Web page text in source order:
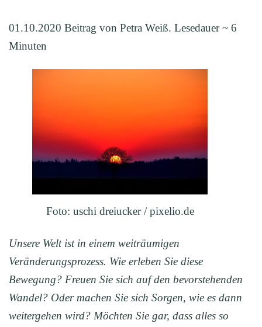
01.10.2020 Beitrag von Petra Weiß. Lesedauer ~ 6
Minuten
Foto: uschi dreiucker / pixelio.de
Unsere Welt ist in einem weiträumigen
Veränderungsprozess. Wie erleben Sie diese
Bewegung? Freuen Sie sich auf den bevorstehenden
Wandel? Oder machen Sie sich Sorgen, wie es dann
weitergehen wird? Möchten Sie gar, dass alles so